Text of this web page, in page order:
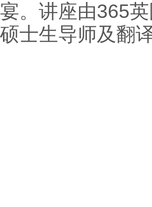
宴。讲座由​365
硕士生导师及翻